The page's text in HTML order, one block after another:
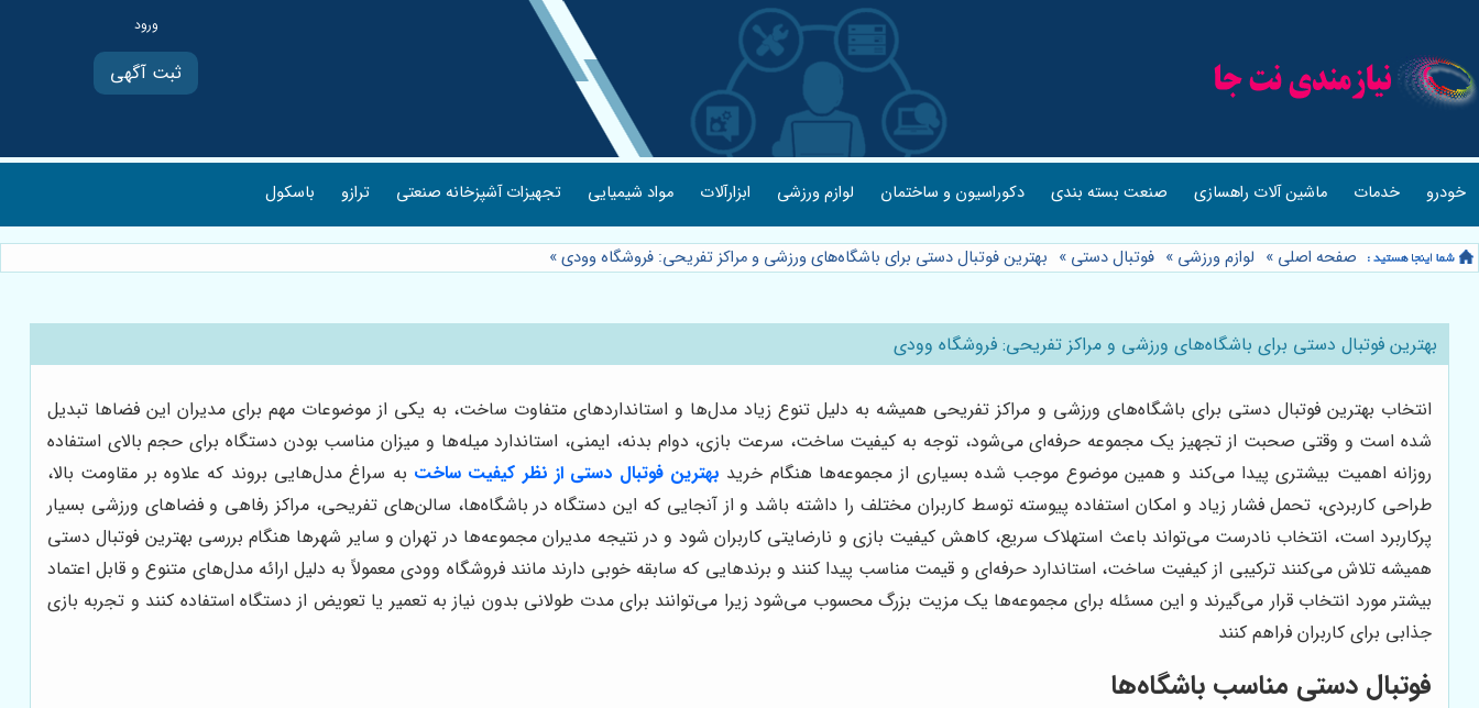
ثبت آگهی
خودرو خدمات ماشین آلات راهسازی صنعت بسته بندی دکوراسیون و ساختمان لوازم ورزشی ابزارآلات مواد شیمیایی تجهیزات آشپزخانه صنعتی ترازو باسکول
صفحه اصلی » لوازم ورزشی » فوتبال دستی » بهترین فوتبال دستی برای باشگاه‌های ورزشی و مراکز تفریحی: فروشگاه وودی»
بهترین فوتبال دستی برای باشگاه‌های ورزشی و مراکز تفریحی: فروشگاه وودی
انتخاب بهترین فوتبال دستی برای باشگاه‌های ورزشی و مراکز تفریحی همیشه به دلیل تنوع زیاد مدل‌ها و استانداردهای متفاوت ساخت، به یکی از موضوعات مهم برای مدیران این فضاها تبدیل
شده است و وقتی صحبت از تجهیز یک مجموعه حرفه‌ای می‌شود، توجه به کیفیت ساخت، سرعت بازی، دوام بدنه، ایمنی، استاندارد میله‌ها و میزان مناسب بودن دستگاه برای حجم بالای استفاده
روزانه اهمیت بیشتری پیدا می‌کند و همین موضوع موجب شده بسیاری از مجموعه‌ها هنگام خرید بهترین فوتبال دستی از نظر کیفیت ساخت به سراغ مدل‌هایی بروند که علاوه بر مقاومت بالا،
طراحی کاربردی، تحمل فشار زیاد و امکان استفاده پیوسته توسط کاربران مختلف را داشته باشد و از آنجایی که این دستگاه در باشگاه‌ها، سالن‌های تفریحی، مراکز رفاهی و فضاهای ورزشی بسیار
پرکاربرد است، انتخاب نادرست می‌تواند باعث استهلاک سریع، کاهش کیفیت بازی و نارضایتی کاربران شود و در نتیجه مدیران مجموعه‌ها در تهران و سایر شهرها هنگام بررسی بهترین فوتبال دستی
همیشه تلاش می‌کنند ترکیبی از کیفیت ساخت، استاندارد حرفه‌ای و قیمت مناسب پیدا کنند و برندهایی که سابقه خوبی دارند مانند فروشگاه وودی معمولاً به دلیل ارائه مدل‌های متنوع و قابل اعتماد
بیشتر مورد انتخاب قرار می‌گیرند و این مسئله برای مجموعه‌ها یک مزیت بزرگ محسوب می‌شود زیرا می‌توانند برای مدت طولانی بدون نیاز به تعمیر یا تعویض از دستگاه استفاده کنند و تجربه بازی
جذابی برای کاربران فراهم کنند
فوتبال دستی مناسب باشگاه‌ها